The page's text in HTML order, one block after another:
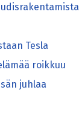
Tesla
roikkuu
juhlaa